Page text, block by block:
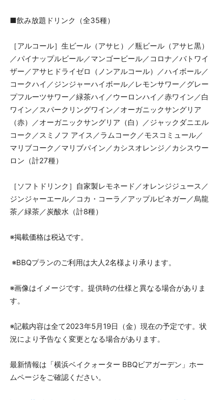
■飲み放題ドリンク（全35種）
［アルコール］生ビール（アサヒ）／瓶ビール（アサヒ黒）
／パイナップルビール／マンゴービール／コロナ／バトワイ
ザー／アサヒドライゼロ（ノンアルコール）／ハイボール／
コークハイ／ジンジャーハイボール／レモンサワー／グレー
プフルーツサワー／緑茶ハイ／ウーロンハイ／赤ワイン／白
ワイン／スパークリングワイン／オーガニックサングリア
（赤）／オーガニックサングリア（白）／ジャックダニエル
コーク／スミノフ アイス／ラムコーク／モスコミュール／
マリブコーク／マリブパイン／カシスオレンジ／カシスウー
ロン（計27種）
［ソフトドリンク］自家製レモネード／オレンジジュース／
ジンジャーエール／コカ・コーラ／アップルビネガー／烏龍
茶／緑茶／炭酸水（計8種）
※掲載価格は税込です。
※BBQプランのご利用は大人2名様より承ります。
※画像はイメージです。提供時の仕様と異なる場合がありま
す。
※記載内容は全て2023年5月19日（金）現在の予定です。状
況により予告なく変更となる場合があります。
最新情報は「横浜ベイクォーター BBQビアガーデン」ホー
ムページをご確認ください。